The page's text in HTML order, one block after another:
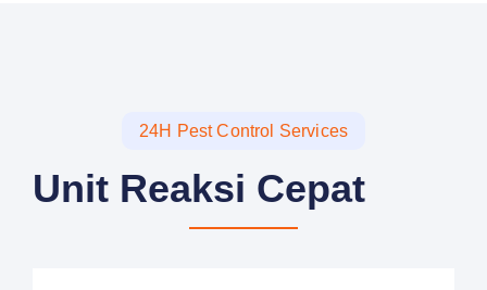
24H Pest Control Services
Unit Reaksi Cepat